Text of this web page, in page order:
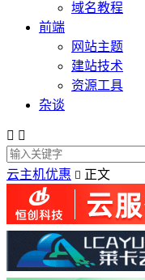
域名教程
前端
网站主题
建站技术
资源工具
杂谈
 
云主机优惠  正文